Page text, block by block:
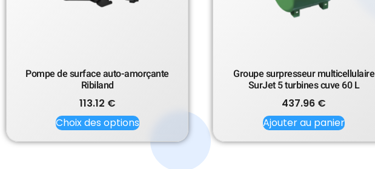
Pompe de surface auto-amorçante
Ribiland
113.12 €
Choix des options
Groupe surpresseur multicellulaire
SurJet 5 turbines cuve 60 L
437.96 €
Ajouter au panier